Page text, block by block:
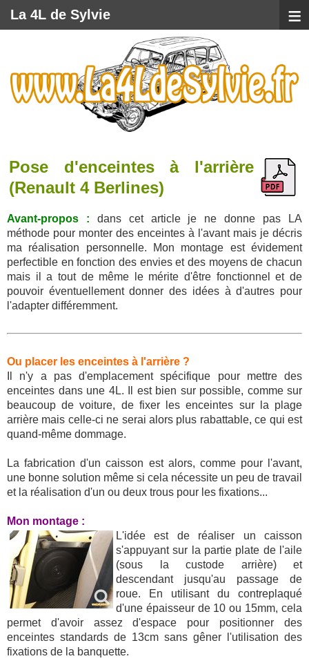
Pose d'enceintes à l'arrière
(Renault 4 Berlines)
Avant-propos : dans cet article je ne donne pas LA
méthode pour monter des enceintes à l'avant mais je décris
ma réalisation personnelle. Mon montage est évidement
perfectible en fonction des envies et des moyens de chacun
mais il a tout de même le mérite d'être fonctionnel et de
pouvoir éventuellement donner des idées à d'autres pour
l'adapter différemment.
Ou placer les enceintes à l'arrière ?
Il n'y a pas d'emplacement spécifique pour mettre des
enceintes dans une 4L. Il est bien sur possible, comme sur
beaucoup de voiture, de fixer les enceintes sur la plage
arrière mais celle-ci ne serai alors plus rabattable, ce qui est
quand-même dommage.
La fabrication d'un caisson est alors, comme pour l'avant,
une bonne solution même si cela nécessite un peu de travail
et la réalisation d'un ou deux trous pour les fixations...
Mon montage :
L'idée est de réaliser un caisson
s'appuyant sur la partie plate de l'aile
(sous la custode arrière) et
descendant jusqu'au passage de
roue. En utilisant du contreplaqué
d'une épaisseur de 10 ou 15mm, cela
permet d'avoir assez d'espace pour positionner des
enceintes standards de 13cm sans gêner l'utilisation des
fixations de la banquette.
La 4L de Sylvie ≡